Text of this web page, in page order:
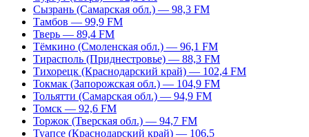
Сызрань (Самарская обл.) — 98,3 FM
Тамбов — 99,9 FM
Тверь — 89,4 FM
Тёмкино (Смоленская обл.) — 96,1 FM
Тирасполь (Приднестровье) — 88,3 FM
Тихорецк (Краснодарский край) — 102,4 FM
Токмак (Запорожская обл.) — 104,9 FM
Тольятти (Самарская обл.) — 94,9 FM
Томск — 92,6 FM
Торжок (Тверская обл.) — 94,7 FM
Туапсе (Краснодарский край) — 106,5